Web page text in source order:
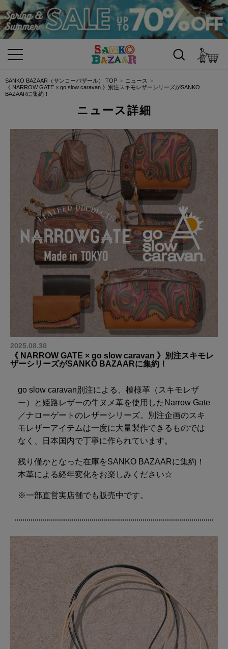
SANKO BAZAAR（サンコーバザール） TOP
ニュース
《 NARROW GATE × go slow caravan 》別注スキモレザーシリーズがSANKO
BAZAARに集約！
ニュース詳細
2025.08.30
《 NARROW GATE × go slow caravan 》別注スキモレ
ザーシリーズがSANKO BAZAARに集約！
go slow caravan別注による、模様革（スキモレザ
ー）と姫路レザーの牛ヌメ革を使用したNarrow Gate
／ナローゲートのレザーシリーズ。別注企画のスキ
モレザーアイテムは一度に大量製作できるものでは
なく、日本国内で丁寧に作られています。
残り僅かとなった在庫をSANKO BAZAARに集約！
本革による経年変化をお楽しみください☆
※一部直営実店舗でも販売中です。